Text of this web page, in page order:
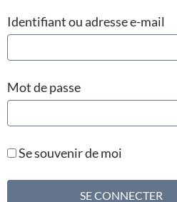
Identifiant ou adresse e-mail
Mot de passe
Se souvenir de moi